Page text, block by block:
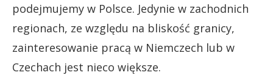
podejmujemy w Polsce. Jedynie w zachodnich
regionach, ze względu na bliskość granicy,
zainteresowanie pracą w Niemczech lub w
Czechach jest nieco większe.